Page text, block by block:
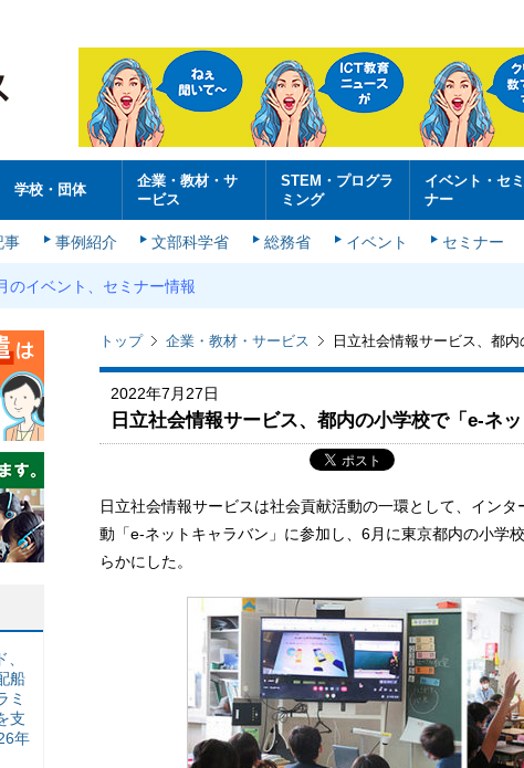
学校・団体
企業・教材・サ
ービス
STEM・プログラ
ミング
イベント・セミ
ナー
事 事例紹介 文部科学省 総務省 イベント セミナー
のイベント、セミナー情報
トップ 企業・教材・サービス 日立社会情報サービス、都
2022年7月27日
日立社会情報サービス、都内の小学校で「e-ネ
日立社会情報サービスは社会貢献活動の一環として、イン
動「e-ネットキャラバン」に参加し、6月に東京都内の小学
らかにした。
船
ミ
支
年